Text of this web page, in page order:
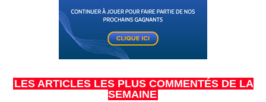
LES ARTICLES LES PLUS COMMENTÉS DE LA
SEMAINE